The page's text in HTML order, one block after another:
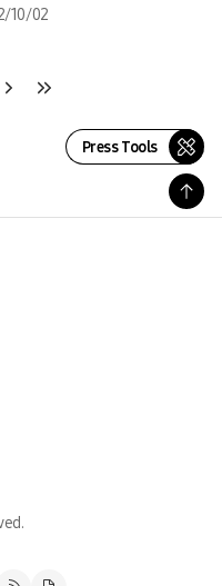
10/02
Press Tools